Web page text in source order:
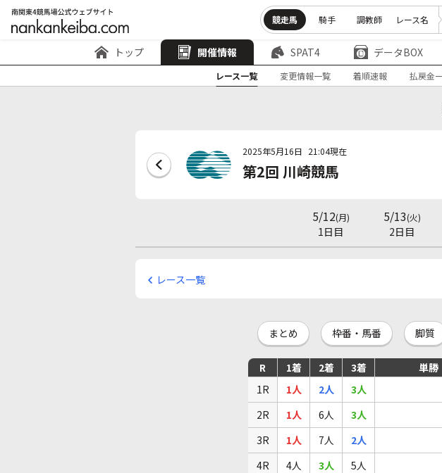
競走馬 騎手 調教師 レース名
トップ 開催情報 SPAT4 データBOX
レース一覧 変更情報一覧 着順速報 払戻金
2025年5月16日 21:04現在
第2回 川崎競馬
5/12(月)
1日目
5/13(火)
2日目
レース一覧
まとめ 枠番・馬番 脚質
R 1着 2着 3着 単勝
1R
1人 2人 3人
2R
1人 6人 3人
3R
1人 7人 2人
4R
4人 3人 5人